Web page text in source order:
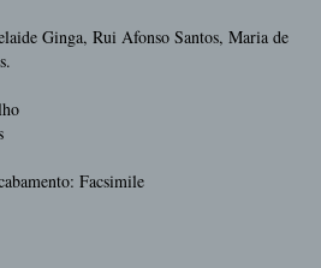
Ginga, Rui Afonso Santos, Maria de
Facsimile